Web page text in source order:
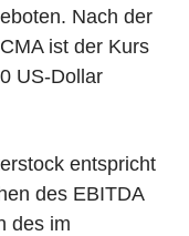
Nach der
ist der Kurs
US-Dollar
entspricht
des EBITDA
des im